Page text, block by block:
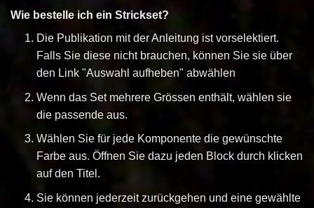
Wie bestelle ich ein Strickset?
Die Publikation mit der Anleitung ist vorselektiert.
Falls Sie diese nicht brauchen, können Sie sie über
den Link "Auswahl aufheben" abwählen
Wenn das Set mehrere Grössen enthält, wählen sie
die passende aus.
Wählen Sie für jede Komponente die gewünschte
Farbe aus. Öffnen Sie dazu jeden Block durch klicken
auf den Titel.
Sie können jederzeit zurückgehen und eine gewählte